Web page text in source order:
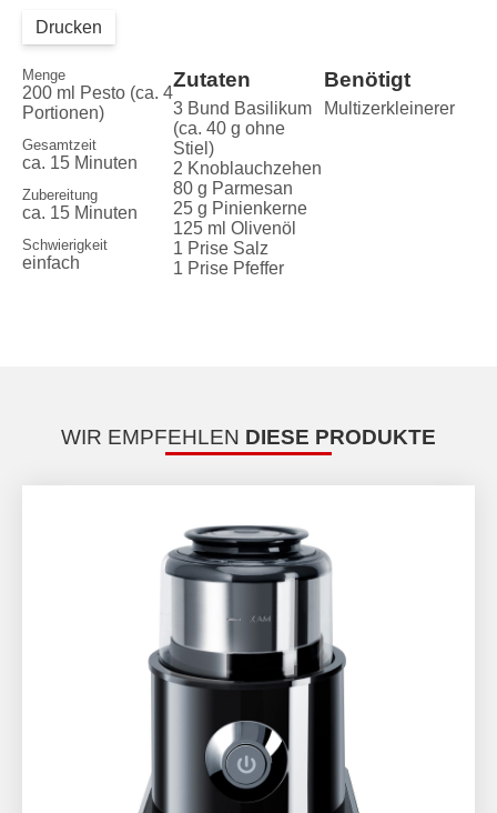
Drucken
Menge
200 ml Pesto (ca. 4
Portionen)
Gesamtzeit
ca. 15 Minuten
Zubereitung
ca. 15 Minuten
Schwierigkeit
einfach
Zutaten
3 Bund Basilikum
(ca. 40 g ohne
Stiel)
2 Knoblauchzehen
80 g Parmesan
25 g Pinienkerne
125 ml Olivenöl
1 Prise Salz
1 Prise Pfeffer
Benötigt
Multizerkleinerer
WIR EMPFEHLEN DIESE PRODUKTE